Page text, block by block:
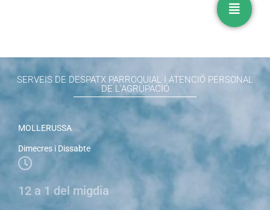
SERVEIS DE DESPATX PARROQUIAL I ATENCIÓ PERSONAL
DE L'AGRUPACIÓ
MOLLERUSSA
Dimecres i Dissabte
12 a 1 del migdia